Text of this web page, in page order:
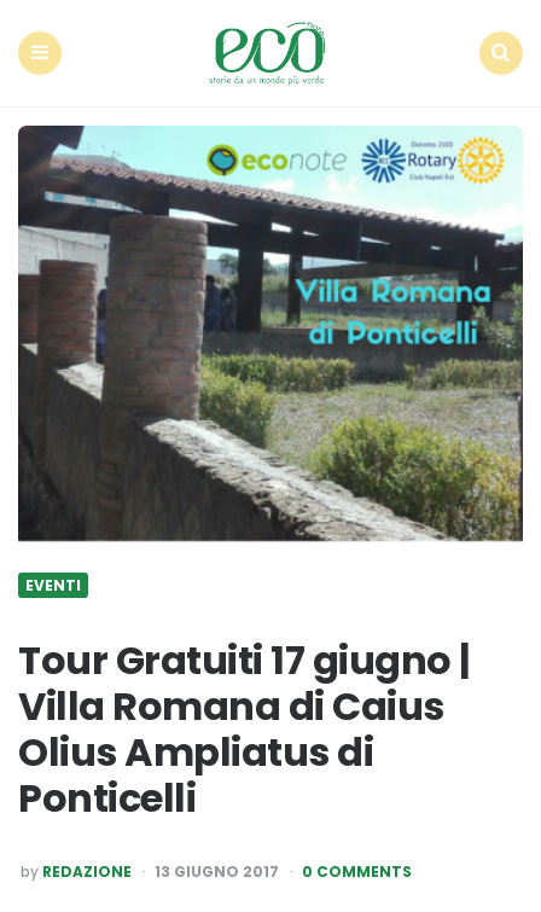
EVENTI
Tour Gratuiti 17 giugno |
Villa Romana di Caius
Olius Ampliatus di
Ponticelli
POSTED
BY
by REDAZIONE 13 GIUGNO 2017 0 COMMENTS